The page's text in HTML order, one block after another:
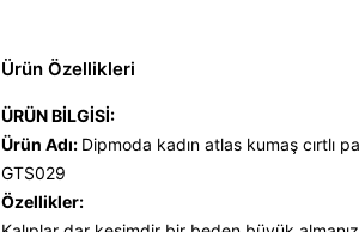
Ürün Özellikleri
ÜRÜN BİLGİSİ:
Ürün Adı: Dipmoda kadın atlas kumaş cırtlı
GTS029
Özellikler: